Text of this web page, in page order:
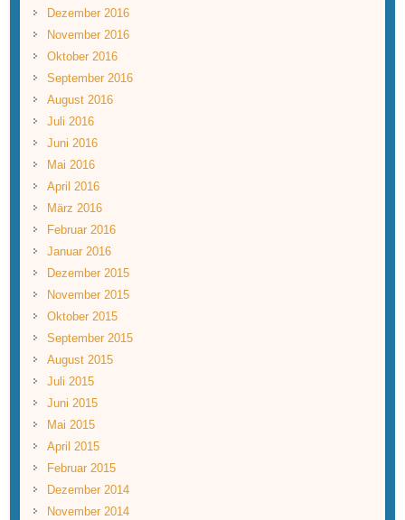
Dezember 2016
November 2016
Oktober 2016
September 2016
August 2016
Juli 2016
Juni 2016
Mai 2016
April 2016
März 2016
Februar 2016
Januar 2016
Dezember 2015
November 2015
Oktober 2015
September 2015
August 2015
Juli 2015
Juni 2015
Mai 2015
April 2015
Februar 2015
Dezember 2014
November 2014